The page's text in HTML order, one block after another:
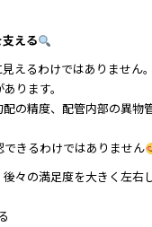
える
えるわけではありません。
ります。
の精度、配管内部の異
きるわけではありません
々の満足度を大きく左右し